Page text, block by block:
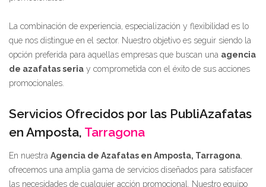
La combinación de experiencia, especialización y flexibilidad es lo
que nos distingue en el sector. Nuestro objetivo es seguir siendo la
opción preferida para aquellas empresas que buscan una agencia
de azafatas seria y comprometida con el éxito de sus acciones
promocionales.
Servicios Ofrecidos por las PubliAzafatas
en Amposta, Tarragona
En nuestra Agencia de Azafatas en Amposta, Tarragona
ofrecemos una amplia gama de servicios diseñados para satisfacer
las necesidades de cualquier acción promocional. Nuestro equipo